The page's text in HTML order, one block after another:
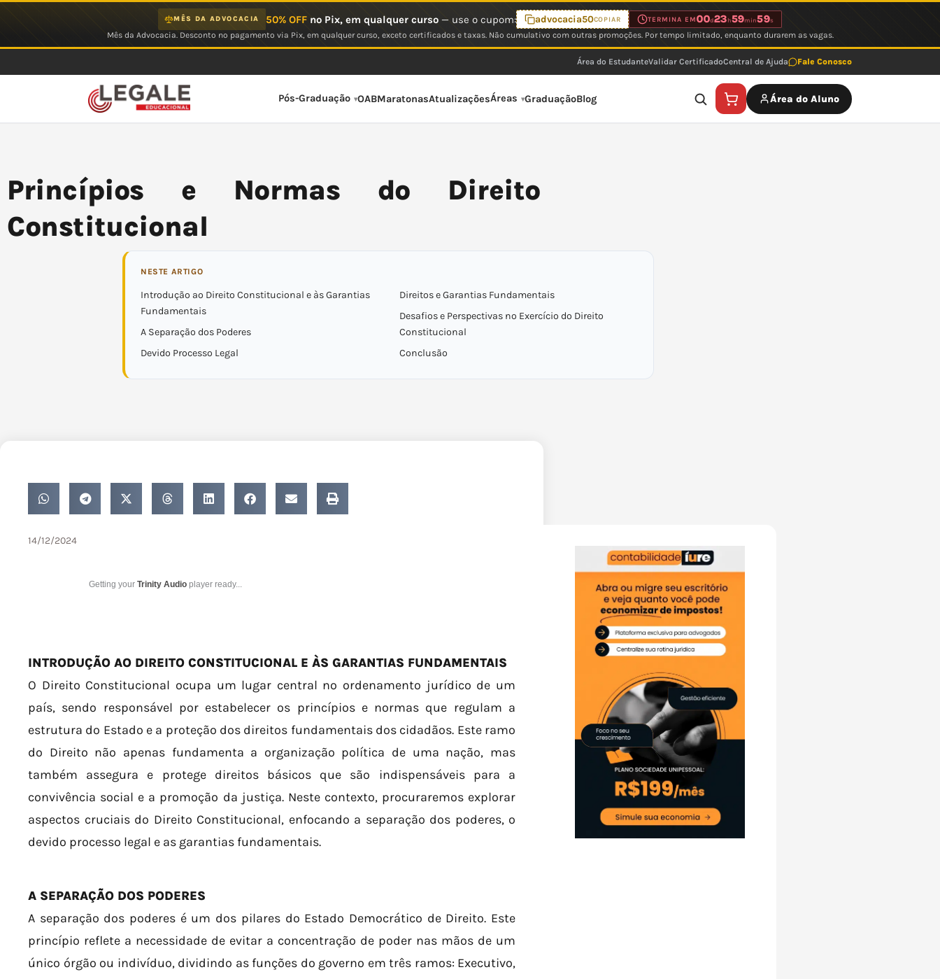
MÊS DA ADVOCACIA 50% OFFno Pix, em qualquer curso— use o cupom: advocacia50COPIAR TERMINA EM00d23 h59min59s
Mês da Advocacia. Desconto no pagamento via Pix, em qualquer curso, exceto certificados e taxas. Não cumulativo com outras promoções. Por tempo limitado, enquanto durarem as vagas.
Área do EstudanteValidar CertificadoCentral de Ajuda Fale Conosco
Pós-Graduação OABMaratonasAtualizaçõesÁreas GraduaçãoBlog Área do Aluno
Princípios e Normas do Direito
Constitucional
NESTE ARTIGO
Introdução ao Direito Constitucional e às Garantias
Fundamentais
A Separação dos Poderes
Devido Processo Legal
Direitos e Garantias Fundamentais
Desafios e Perspectivas no Exercício do Direito
Constitucional
Conclusão
14/12/2024
Getting your Trinity Audio player ready...
INTRODUÇÃO AO DIREITO CONSTITUCIONAL E ÀS GARANTIAS FUNDAMENTAIS
O Direito Constitucional ocupa um lugar central no ordenamento jurídico de um
país, sendo responsável por estabelecer os princípios e normas que regulam a
estrutura do Estado e a proteção dos direitos fundamentais dos cidadãos. Este ramo
do Direito não apenas fundamenta a organização política de uma nação, mas
também assegura e protege direitos básicos que são indispensáveis para a
convivência social e a promoção da justiça. Neste contexto, procuraremos explorar
aspectos cruciais do Direito Constitucional, enfocando a separação dos poderes, o
devido processo legal e as garantias fundamentais.
A SEPARAÇÃO DOS PODERES
A separação dos poderes é um dos pilares do Estado Democrático de Direito. Este
princípio reflete a necessidade de evitar a concentração de poder nas mãos de um
único órgão ou indivíduo, dividindo as funções do governo em três ramos: Executivo,